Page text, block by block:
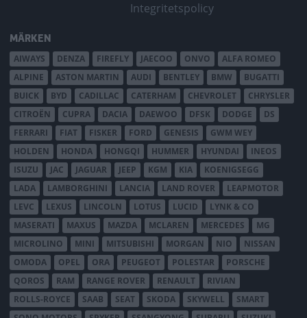
Integritetspolicy
MÄRKEN
AIWAYS DENZA FIREFLY JAECOO ONVO
ALFA ROMEO
ALPINE
ASTON MARTIN AUDI BENTLEY BMW
BUGATTI
BUICK
BYD CADILLAC CATERHAM CHEVROLET
CHRYSLER
CITROËN
CUPRA DACIA DAEWOO DFSK DODGE
DS
FERRARI
FIAT FISKER FORD GENESIS
GWM WEY
HOLDEN
HONDA HONGQI HUMMER HYUNDAI
INEOS
ISUZU
JAC JAGUAR JEEP KGM KIA
KOENIGSEGG
LADA
LAMBORGHINI LANCIA LAND ROVER
LEAPMOTOR
LEVC
LEXUS LINCOLN LOTUS LUCID
LYNK & CO
MASERATI
MAXUS MAZDA MCLAREN MERCEDES
MG
MICROLINO
MINI MITSUBISHI MORGAN NIO
NISSAN
OMODA
OPEL ORA PEUGEOT POLESTAR
PORSCHE
QOROS
RAM RANGE ROVER RENAULT
RIVIAN
ROLLS-ROYCE
SAAB SEAT SKODA SKYWELL
SMART